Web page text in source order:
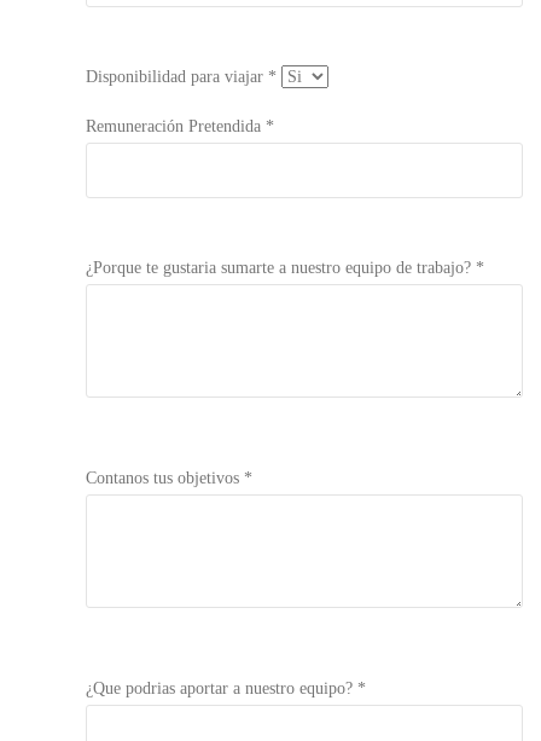
Disponibilidad para viajar *
Remuneración Pretendida *
¿Porque te gustaria sumarte a nuestro equipo de trabajo? *
Contanos tus objetivos *
¿Que podrias aportar a nuestro equipo? *